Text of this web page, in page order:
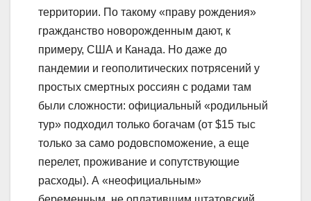
территории. По такому «праву рождения»
гражданство новорожденным дают, к
примеру, США и Канада. Но даже до
пандемии и геополитических потрясений у
простых смертных россиян с родами там
были сложности: официальный «родильный
тур» подходил только богачам (от $15 тыс
только за само родовспоможение, а еще
перелет, проживание и сопутствующие
расходы). А «неофициальным»